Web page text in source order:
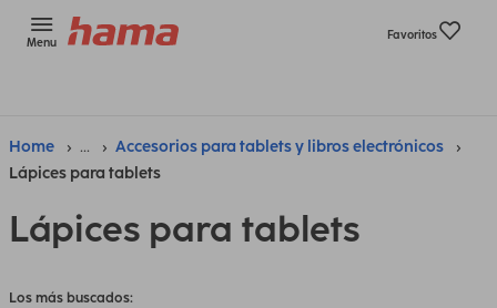
Menu
Favoritos
Home ...
Accesorios para tablets y libros electrónicos
Lápices para tablets
Lápices para tablets
Los más buscados: